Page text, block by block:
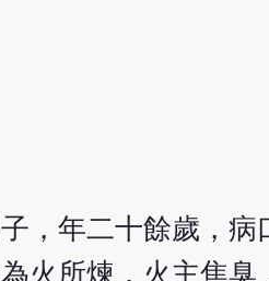
，年二十餘歲，
火所煉，火主焦